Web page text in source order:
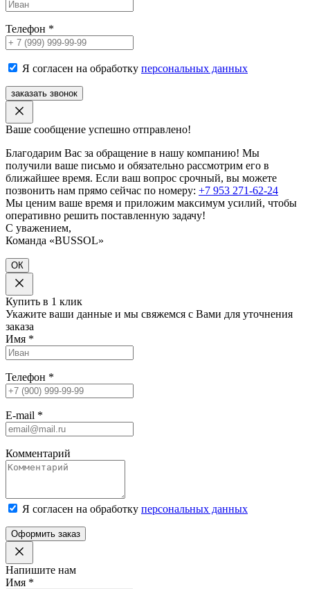
Телефон *
Я согласен на обработку персональных данных
заказать звонок
Ваше сообщение успешно отправлено!
Благодарим Вас за обращение в нашу компанию! Мы
получили ваше письмо и обязательно рассмотрим его в
ближайшее время. Если ваш вопрос срочный, вы можете
позвонить нам прямо сейчас по номеру: +7 953 271-62-24
Мы ценим ваше время и приложим максимум усилий, чтобы
оперативно решить поставленную задачу!
С уважением,
Команда «BUSSOL»
ОК
Купить в 1 клик
Укажите ваши данные и мы свяжемся с Вами для уточнения
заказа
Имя *
Телефон *
E-mail *
Комментарий
Я согласен на обработку персональных данных
Оформить заказ
Напишите нам
Имя *